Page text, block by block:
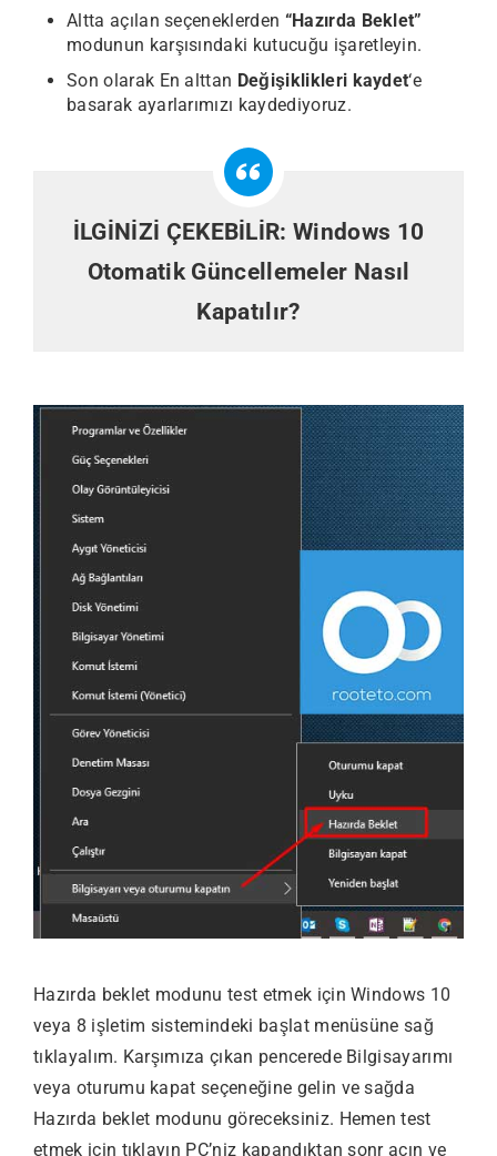
Altta açılan seçeneklerden “Hazırda Beklet”
modunun karşısındaki kutucuğu işaretleyin.
Son olarak En alttan Değişiklikleri kaydet‘e
basarak ayarlarımızı kaydediyoruz.
İLGİNİZİ ÇEKEBİLİR:Windows 10
Otomatik Güncellemeler Nasıl
Kapatılır?
Hazırda beklet modunu test etmek için Windows 10
veya 8 işletim sistemindeki başlat menüsüne sağ
tıklayalım. Karşımıza çıkan pencerede Bilgisayarımı
veya oturumu kapat seçeneğine gelin ve sağda
Hazırda beklet modunu göreceksiniz. Hemen test
etmek için tıklayın PC’niz kapandıktan sonr açın ve